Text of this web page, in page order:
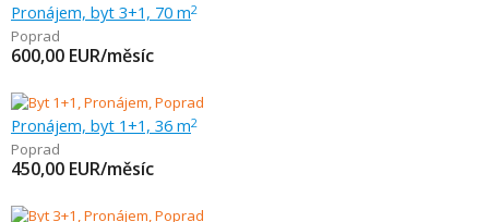
Pronájem, byt 3+1, 70 m2
Poprad
600,00 EUR/měsíc
Pronájem, byt 1+1, 36 m2
Poprad
450,00 EUR/měsíc